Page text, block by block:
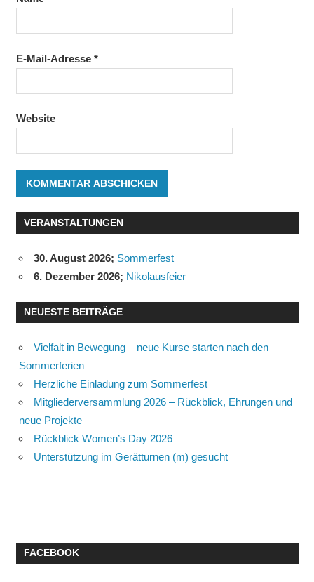
E-Mail-Adresse *
Website
VERANSTALTUNGEN
30. August 2026; Sommerfest
6. Dezember 2026; Nikolausfeier
NEUESTE BEITRÄGE
Vielfalt in Bewegung – neue Kurse starten nach den
Sommerferien
Herzliche Einladung zum Sommerfest
Mitgliederversammlung 2026 – Rückblick, Ehrungen und
neue Projekte
Rückblick Women’s Day 2026
Unterstützung im Gerätturnen (m) gesucht
FACEBOOK